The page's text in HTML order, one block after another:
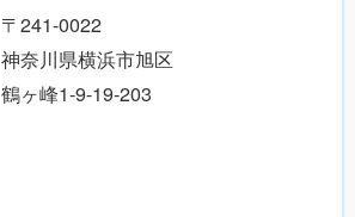
〒241-0022
神奈川県横浜市旭区
鶴ヶ峰1-9-19-203